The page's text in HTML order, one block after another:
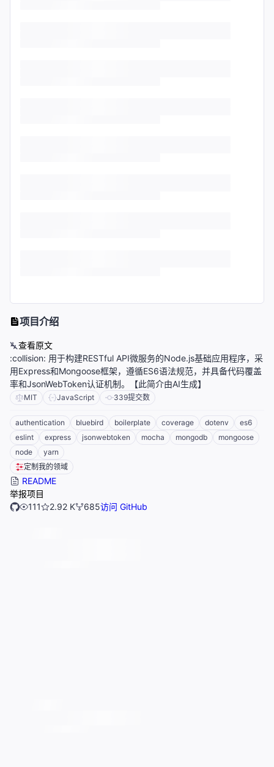
项目介绍
查看原文
:collision: 用于构建RESTful API微服务的Node.js基础应用程序，采
用Express和Mongoose框架，遵循ES6语法规范，并具备代码覆盖
率和JsonWebToken认证机制。【此简介由AI生成】
MIT JavaScript 339提交数
authentication bluebird boilerplate coverage dotenv
es6
eslint
express jsonwebtoken mocha mongodb
mongoose
node
yarn
定制我的领域
README
举报项目
111
2.92 K 685访问 GitHub